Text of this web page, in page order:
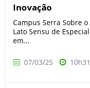
Inovação
Campus Serra Sobre
Lato Sensu de
em...
07/03/25 10h31